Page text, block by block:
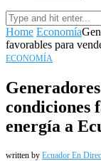
Home Economía
favorables para
ECONOMÍA
condiciones
energía a
written by Ecuador En